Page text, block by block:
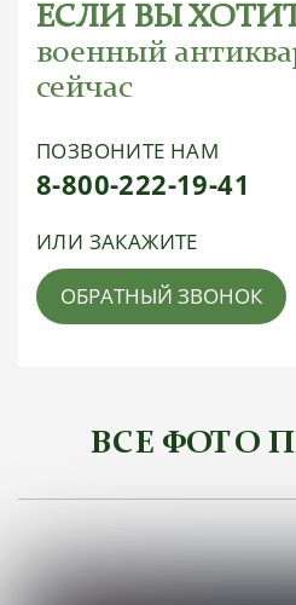
ЕСЛИ ВЫ
военный
сейчас
ПОЗВОНИТЕ НАМ
8-800-222-19-41
ИЛИ ЗАКАЖИТЕ
ОБРАТНЫЙ ЗВОНОК
ВСЕ ФОТО